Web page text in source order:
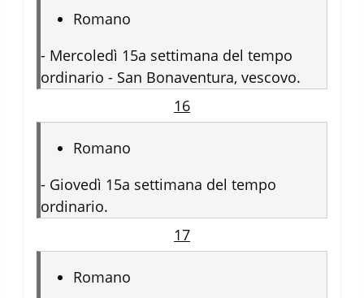
Romano
- Mercoledì 15a settimana del tempo
ordinario - San Bonaventura, vescovo.
16
Romano
- Giovedì 15a settimana del tempo
ordinario.
17
Romano